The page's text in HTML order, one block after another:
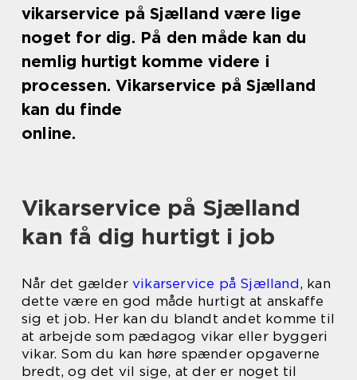
vikarservice på Sjælland være lige
noget for dig. På den måde kan du
nemlig hurtigt komme videre i
processen. Vikarservice på Sjælland
kan du finde
online.
Vikarservice på Sjælland
kan få dig hurtigt i job
Når det gælder vikarservice på Sjælland, kan
dette være en god måde hurtigt at anskaffe
sig et job. Her kan du blandt andet komme til
at arbejde som pædagog vikar eller byggeri
vikar. Som du kan høre spænder opgaverne
bredt, og det vil sige, at der er noget til